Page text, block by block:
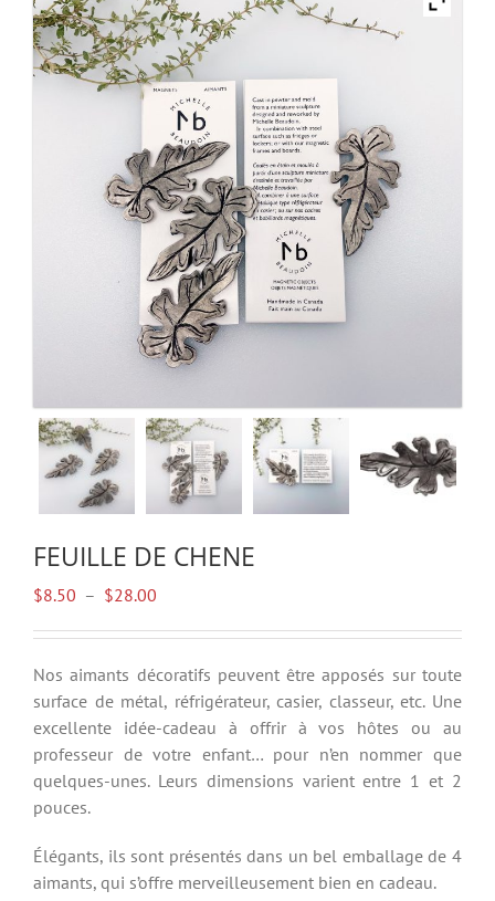
FEUILLE DE CHENE
$8.50 – $28.00
$8.50
à
$28.00
Nos aimants décoratifs peuvent être apposés sur toute
surface de métal, réfrigérateur, casier, classeur, etc. Une
excellente idée-cadeau à offrir à vos hôtes ou au
professeur de votre enfant… pour n’en nommer que
quelques-unes. Leurs dimensions varient entre 1 et 2
pouces.
Élégants, ils sont présentés dans un bel emballage de 4
aimants, qui s’offre merveilleusement bien en cadeau.